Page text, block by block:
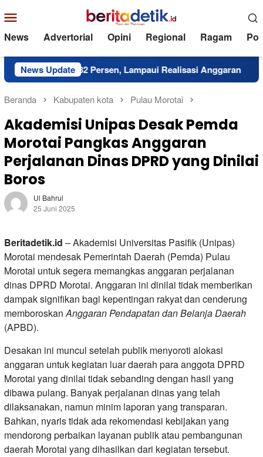
ke
kontenMobile
News Advertorial Opini Regional Ragam
News Update
82 Persen, Lampaui Realisasi Anggaran Sekda
Beranda Kabupaten kota Pulau Morotai
Akademisi Unipas Desak Pemda
Morotai Pangkas Anggaran
Perjalanan Dinas DPRD yang Dinilai
Boros
Ul Bahrul
25 Juni 2025
Beritadetik.id – Akademisi Universitas Pasifik (Unipas)
Morotai mendesak Pemerintah Daerah (Pemda) Pulau
Morotai untuk segera memangkas anggaran perjalanan
dinas DPRD Morotai. Anggaran ini dinilai tidak memberikan
dampak signifikan bagi kepentingan rakyat dan cenderung
memboroskanAnggaran Pendapatan dan Belanja Daerah
(APBD).
Desakan ini muncul setelah publik menyoroti alokasi
anggaran untuk kegiatan luar daerah para anggota DPRD
Morotai yang dinilai tidak sebanding dengan hasil yang
dibawa pulang. Banyak perjalanan dinas yang telah
dilaksanakan, namun minim laporan yang transparan.
Bahkan, nyaris tidak ada rekomendasi kebijakan yang
mendorong perbaikan layanan publik atau pembangunan
daerah Morotai yang dihasilkan dari kegiatan tersebut.